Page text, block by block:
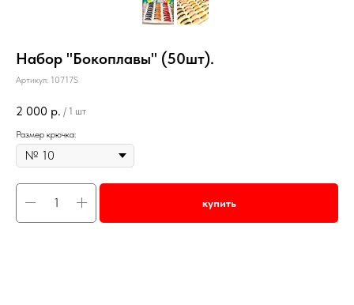
Набор "Бокоплавы" (50шт).
Артикул: 10717S
2 000 р. / 1 шт
Размер крючка:
купить